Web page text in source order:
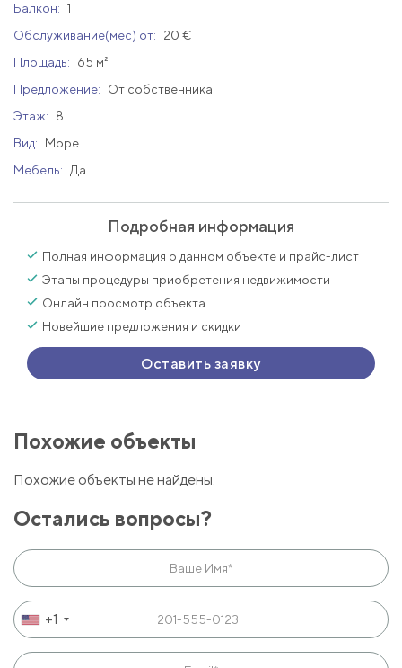
Балкон: 1
Обслуживание(мес) от:
20 €
Площадь:
65 м²
Предложение:
От собственника
Этаж:
8
Вид:
Море
Мебель:
Да
Подробная информация
Полная информация о данном объекте и прайс-лист
Этапы процедуры приобретения недвижимости
Онлайн просмотр объекта
Новейшие предложения и скидки
Оставить заявку
Похожие объекты
Похожие объекты не найдены.
Остались вопросы?
+1